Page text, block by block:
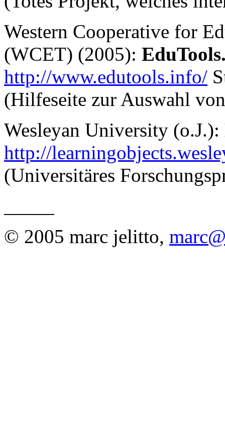
Western Cooperative for
(WCET) (2005):
http://www.edutools.info/
(Hilfeseite zur Auswahl
Wesleyan University (o.J.):
http://
(Universitäres
© 2005 marc jelitto,